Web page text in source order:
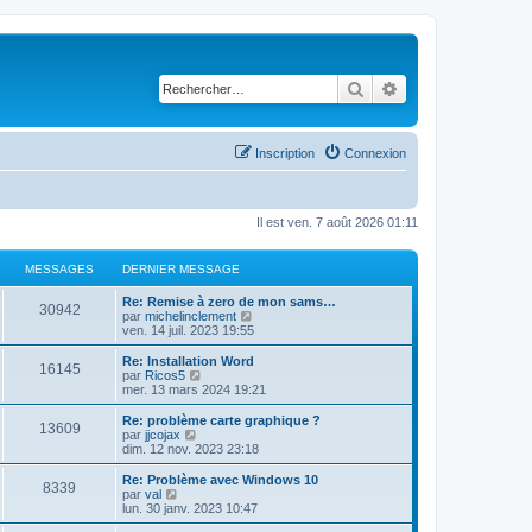
Rechercher
Connexion
Inscription
Il est ven. 7 août 2026 01:11
MESSAGES DERNIER MESSAGE
30942M
s
s
a
g
s
D
e
r
n
i
e
r
e
s
s
a
e
Re: Remise à zero de mon sams…
par michelinclement
o
n
l
r
l
e
e
n
i
ven. 14 juil. 2023 19:55
16145M
s
s
g
D
e
r
n
i
e
r
e
s
s
a
Re: Installation Word
par Ricos5
o
n
s
l
r
l
e
mer. 13 mars 2024 19:21
13609M
s
D
e
r
n
i
e
r
Re: problème carte graphique ?
par jjcojax
o
n
s
l
dim. 12 nov. 2023 23:18
8339
D
e
r
n
Re: Problème avec Windows 10
par val
o
n
lun. 30 janv. 2023 10:47